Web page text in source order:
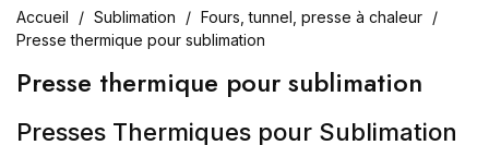
Accueil Sublimation
Fours, tunnel, presse à chaleur
Presse thermique pour sublimation
Presse thermique pour sublimation
Presses Thermiques pour Sublimation